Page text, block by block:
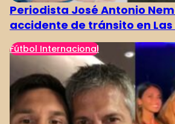
Periodista José Antonio
accidente de tránsito en Las
Fútbol Internacional